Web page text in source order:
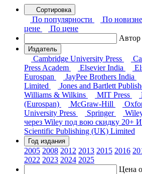
Сортировка
По популярности По новизне
цене
По цене
Автор
Издатель
Cambridge University Press
Press Academ
Elsevier India
Eurospan
JayPee Brothers India
Limited
Jones and Bartlett
Williams & Wilkins
MIT Press
(Eurospan)
McGraw-Hill
University Press
Springer
через Wiley под вою скидку 20+
Scientific Publishing (UK) Limited
Год издания
2005 2008 2012 2013 2015 2016
2022 2023 2024 2025
Цена